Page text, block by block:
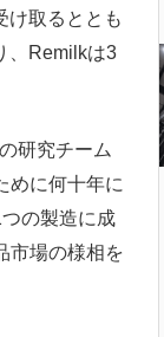
け取るととも
、Remilkは3
研究チーム
めに何十年に
の製造に成
市場の様相を